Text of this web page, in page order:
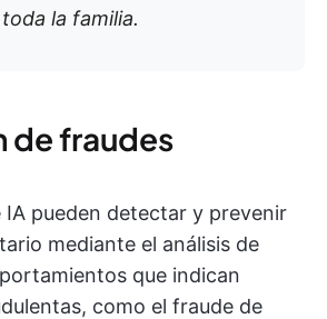
la familia.
de fraudes
IA pueden detectar y prevenir
mediante el análisis de
que indican
como el fraude de